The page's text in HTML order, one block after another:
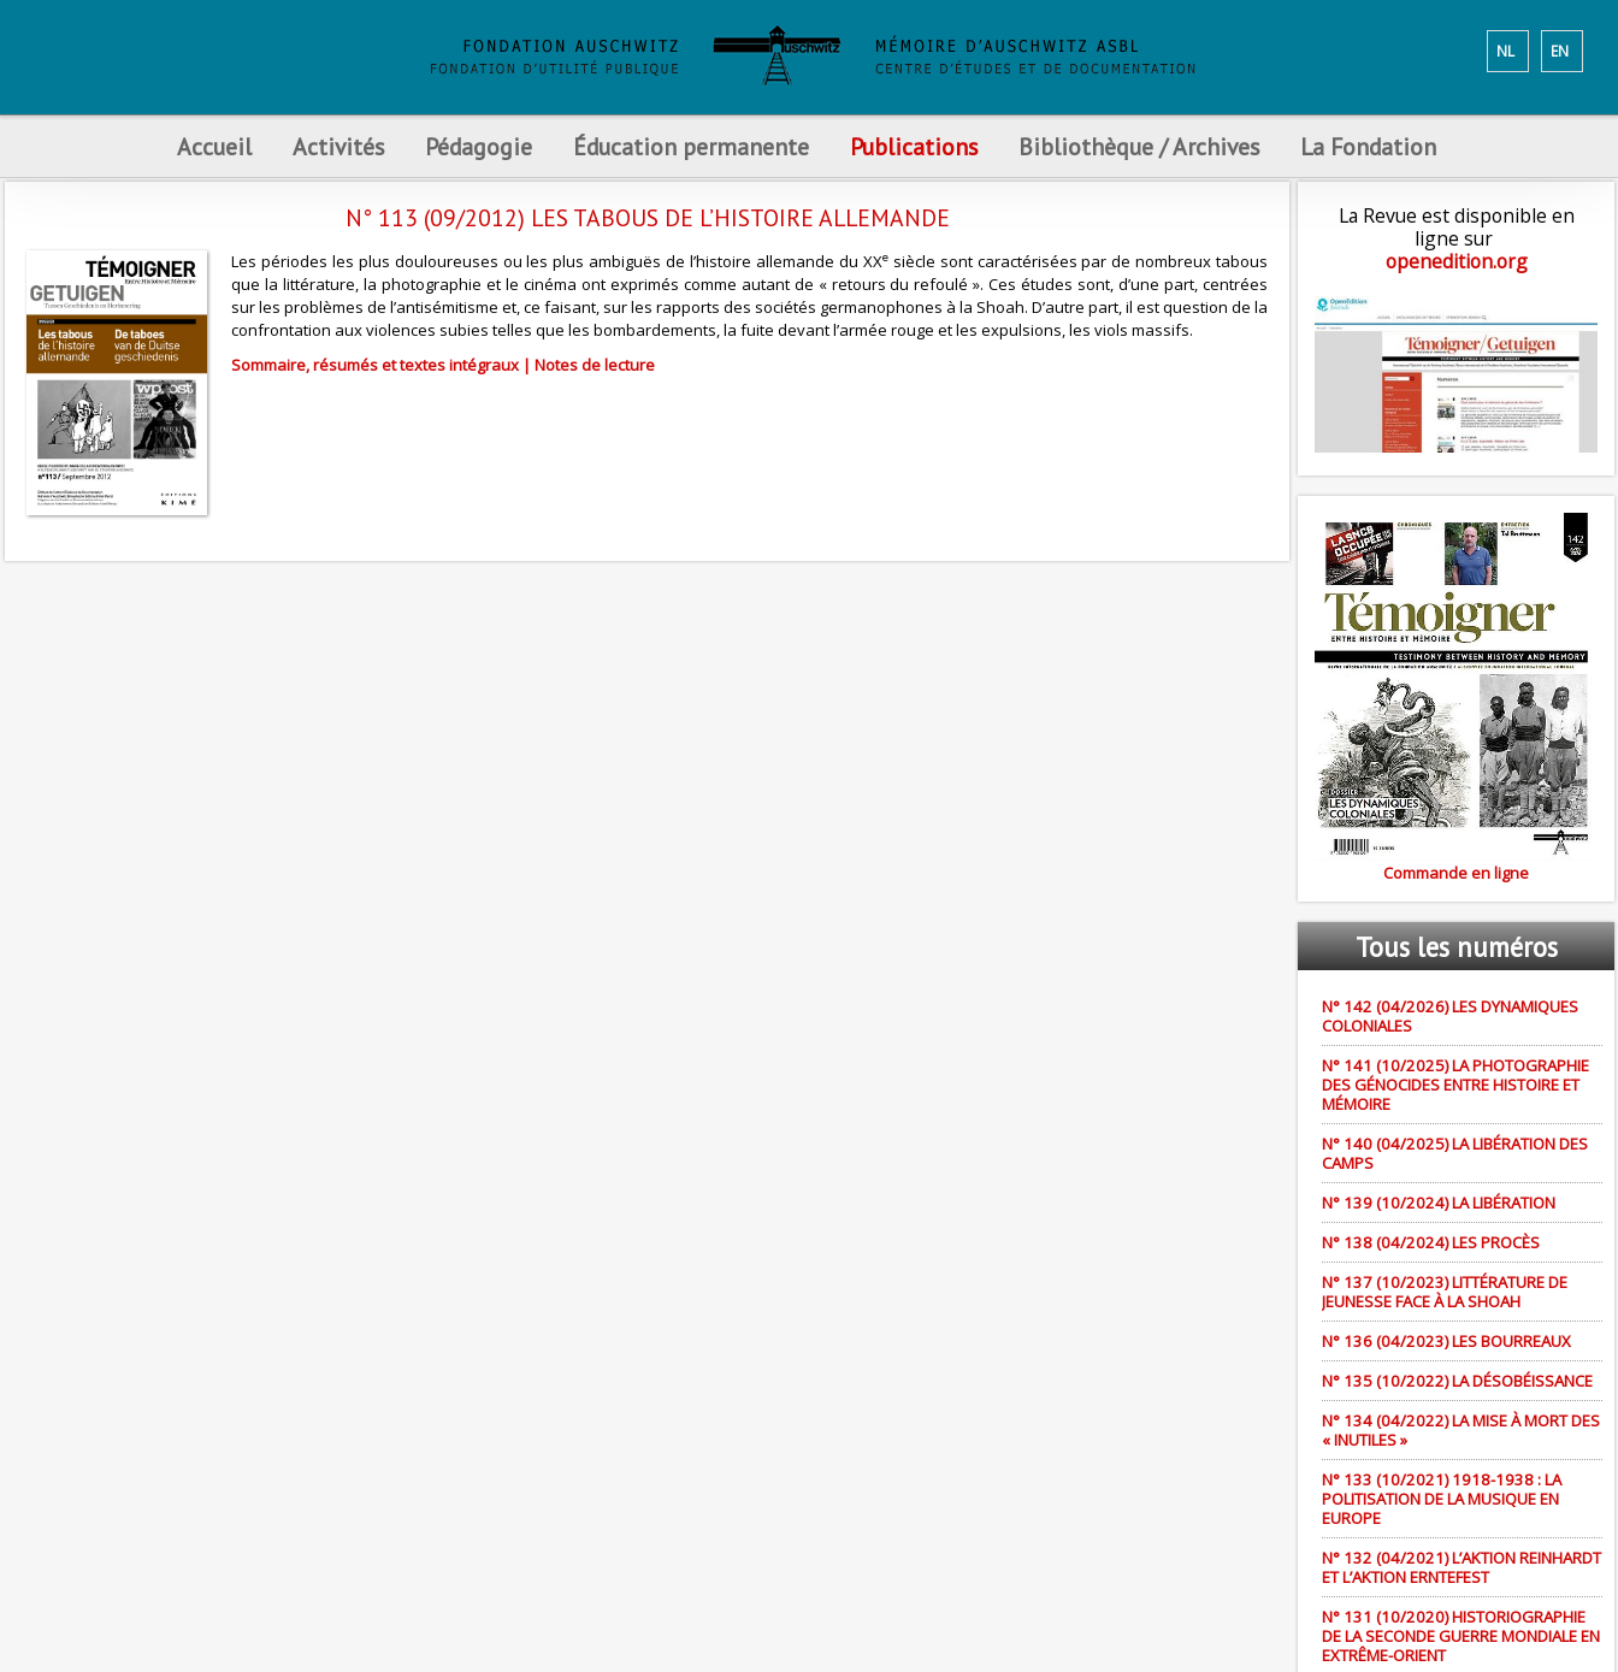
EN
NL
Accueil Activités Pédagogie Éducation permanente Publications Bibliothèque / Archives La Fondation
N° 113 (09/2012) LES TABOUS DE L’HISTOIRE ALLEMANDE
Les périodes les plus douloureuses ou les plus ambiguës de l’histoire allemande du XXesiècle sont caractérisées par de nombreux tabous
que la littérature, la photographie et le cinéma ont exprimés comme autant de « retours du refoulé ». Ces études sont, d’une part, centrées
sur les problèmes de l’antisémitisme et, ce faisant, sur les rapports des sociétés germanophones à la Shoah. D’autre part, il est question de la
confrontation aux violences subies telles que les bombardements, la fuite devant l’armée rouge et les expulsions, les viols massifs.
Sommaire, résumés et textes intégraux | Notes de lecture
La Revue est disponible en
ligne sur
openedition.org
Commande en ligne
Tousles numéros
N° 142 (04/2026) LES DYNAMIQUES
COLONIALES
N° 141 (10/2025) LA PHOTOGRAPHIE
DES GÉNOCIDES ENTRE HISTOIRE ET
MÉMOIRE
N° 140 (04/2025) LA LIBÉRATION DES
CAMPS
N° 139 (10/2024) LA LIBÉRATION
N° 138 (04/2024) LES PROCÈS
N° 137 (10/2023) LITTÉRATURE DE
JEUNESSE FACE À LA SHOAH
N° 136 (04/2023) LES BOURREAUX
N° 135 (10/2022) LA DÉSOBÉISSANCE
N° 134 (04/2022) LA MISE À MORT DES
« INUTILES »
N° 133 (10/2021) 1918-1938 : LA
POLITISATION DE LA MUSIQUE EN
EUROPE
N° 132 (04/2021) L’AKTION REINHARDT
ET L’AKTION ERNTEFEST
N° 131 (10/2020) HISTORIOGRAPHIE
DE LA SECONDE GUERRE MONDIALE EN
EXTRÊME-ORIENT